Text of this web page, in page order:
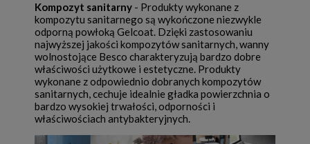
Kompozyt sanitarny - Produkty wykonane z
kompozytu sanitarnego są wykończone niezwykle
odporną powłoką Gelcoat. Dzięki zastosowaniu
najwyższej jakości kompozytów sanitarnych, wanny
wolnostojące Besco charakteryzują bardzo dobre
właściwości użytkowe i estetyczne. Produkty
wykonane z odpowiednio dobranych kompozytów
sanitarnych, cechuje idealnie gładka powierzchnia o
bardzo wysokiej trwałości, odporności i
właściwościach antybakteryjnych.